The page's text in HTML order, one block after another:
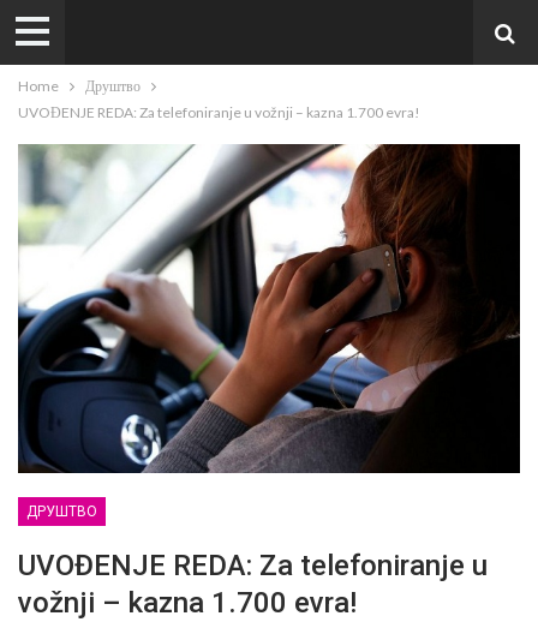
Home
Друштво
UVOĐENJE REDA: Za telefoniranje u vožnji – kazna 1.700 evra!
ДРУШТВО
UVOĐENJE REDA: Za telefoniranje u
vožnji – kazna 1.700 evra!